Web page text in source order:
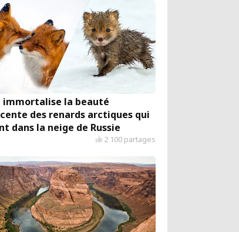
immortalise la beauté
des renards arctiques qui
dans la neige de Russie
2 100 partages